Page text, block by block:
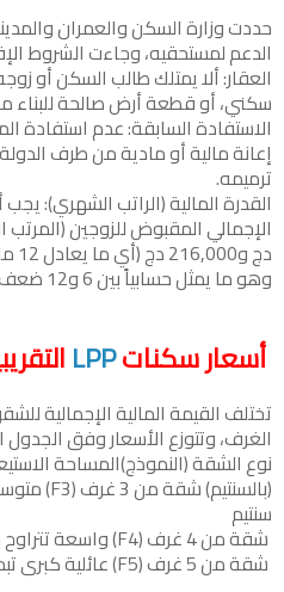
حددت وزارة السكن والعمران
الدعم لمستحقيه، وجاءت الشروط
العقار: ألا يمتلك طالب السكن أو
سكني، أو قطعة أرض صالحة للبناء
الاستفادة السابقة: عدم استفادة
إعانة مالية أو مادية من طرف
ترميمه.
القدرة المالية (الراتب الشهري):
وهو ما يمثل حسابياً بين 6 و12 ضعف الأجر الوطني الأدنى المضمون.
أسعار سكناتLPP
تختلف القيمة المالية الإجمالية
الغرف، وتتوزع الأسعار وفق الجدول
نوع الشقة (النموذج)المساحة
سنتيم
شقة من 4 غرف (F4) واسعة تتراوح من 1 مليار إلى 1.2 مليار سنتيم
شقة من 5 غرف (F5) عائلية كبرى تبدأ من 1.3 مليار سنتيم فما فوق